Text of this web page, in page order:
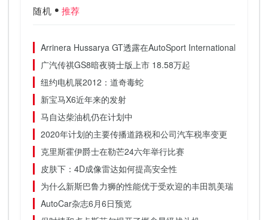
随机 推荐
Arrinera Hussarya GT透露在AutoSport International
广汽传祺GS8暗夜骑士版上市 18.58万起
纽约电机展2012：道奇毒蛇
新宝马X6近年来的发射
马自达柴油机仍在计划中
2020年计划的主要传播道路税和公司汽车税率变更
克里斯霍伊爵士在勒芒24六年举行比赛
皮肤下：4D成像雷达如何提高安全性
为什么新斯巴鲁力狮的性能优于受欢迎的丰田凯美瑞，本田
AutoCar杂志6月6日预览